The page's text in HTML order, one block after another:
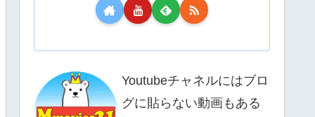
Youtubeチャネルにはブロ
グに貼らない動画もある